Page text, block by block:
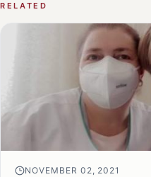
RELATED
NOVEMBER 02, 2021